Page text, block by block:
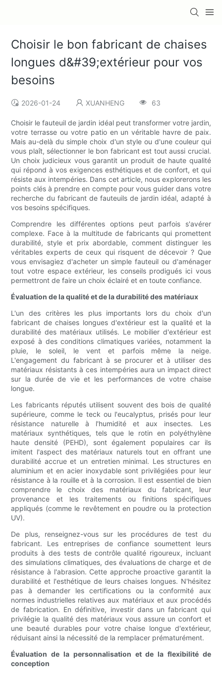
Choisir le bon fabricant de chaises
longues d&#39;extérieur pour vos
besoins
2026-01-24 XUANHENG 63
Choisir le fauteuil de jardin idéal peut transformer votre jardin,
votre terrasse ou votre patio en un véritable havre de paix.
Mais au-delà du simple choix d'un style ou d'une couleur qui
vous plaît, sélectionner le bon fabricant est tout aussi crucial.
Un choix judicieux vous garantit un produit de haute qualité
qui répond à vos exigences esthétiques et de confort, et qui
résiste aux intempéries. Dans cet article, nous explorerons les
points clés à prendre en compte pour vous guider dans votre
recherche du fabricant de fauteuils de jardin idéal, adapté à
vos besoins spécifiques.
Comprendre les différentes options peut parfois s'avérer
complexe. Face à la multitude de fabricants qui promettent
durabilité, style et prix abordable, comment distinguer les
véritables experts de ceux qui risquent de décevoir ? Que
vous envisagiez d'acheter un simple fauteuil ou d'aménager
tout votre espace extérieur, les conseils prodigués ici vous
permettront de faire un choix éclairé et en toute confiance.
Évaluation de la qualité et de la durabilité des matériaux
L'un des critères les plus importants lors du choix d'un
fabricant de chaises longues d'extérieur est la qualité et la
durabilité des matériaux utilisés. Le mobilier d'extérieur est
exposé à des conditions climatiques variées, notamment la
pluie, le soleil, le vent et parfois même la neige.
L'engagement du fabricant à se procurer et à utiliser des
matériaux résistants à ces intempéries aura un impact direct
sur la durée de vie et les performances de votre chaise
longue.
Les fabricants réputés utilisent souvent des bois de qualité
supérieure, comme le teck ou l'eucalyptus, prisés pour leur
résistance naturelle à l'humidité et aux insectes. Les
matériaux synthétiques, tels que le rotin en polyéthylène
haute densité (PEHD), sont également populaires car ils
imitent l'aspect des matériaux naturels tout en offrant une
durabilité accrue et un entretien minimal. Les structures en
aluminium et en acier inoxydable sont privilégiées pour leur
résistance à la rouille et à la corrosion. Il est essentiel de bien
comprendre le choix des matériaux du fabricant, leur
provenance et les traitements ou finitions spécifiques
appliqués (comme le revêtement en poudre ou la protection
UV).
De plus, renseignez-vous sur les procédures de test du
fabricant. Les entreprises de confiance soumettent leurs
produits à des tests de contrôle qualité rigoureux, incluant
des simulations climatiques, des évaluations de charge et de
résistance à l'abrasion. Cette approche proactive garantit la
durabilité et l'esthétique de leurs chaises longues. N'hésitez
pas à demander les certifications ou la conformité aux
normes industrielles relatives aux matériaux et aux procédés
de fabrication. En définitive, investir dans un fabricant qui
privilégie la qualité des matériaux vous assure un confort et
une beauté durables pour votre chaise longue d'extérieur,
réduisant ainsi la nécessité de la remplacer prématurément.
Évaluation de la personnalisation et de la flexibilité de
conception